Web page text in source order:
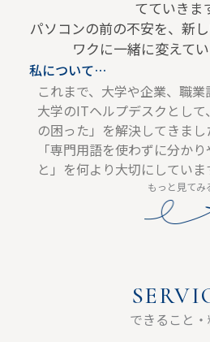
てていきま
パソコンの前の不安を、新
ワクに一緒に変えてい
私について…
これまで、大学や企業、職業
大学のITヘルプデスクとし
の困った」を解決してきまし
「専門用語を使わずに分か
と」を何より大切にしていま
もっと見てみ
できること